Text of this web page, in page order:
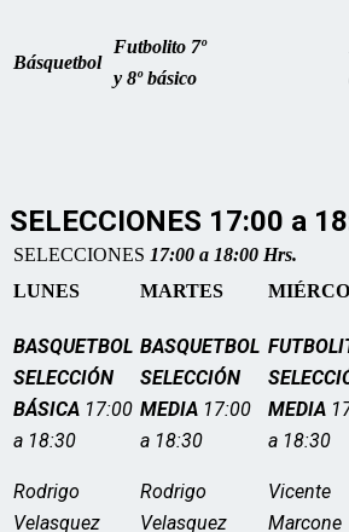
Básquetbol
Futbolito 7º
y 8º básico
SELECCIONES 17:00 a
SELECCIONES 17:00 a 18:00 Hrs.
LUNES
MARTES
BASQUETBOL
SELECCIÓN
BÁSICA 17:00
a 18:30
Rodrigo
Velasquez
BASQUETBOL
SELECCIÓN
MEDIA 17:00
a 18:30
Rodrigo
Velasquez
MEDIA
a 18:30
Vicente
Marcone